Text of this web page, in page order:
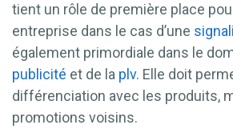
tient un rôle de première place
entreprise dans le cas d’une
également primordiale dans le
publicité et de la plv. Elle doit
différenciation avec les produits,
promotions voisins.